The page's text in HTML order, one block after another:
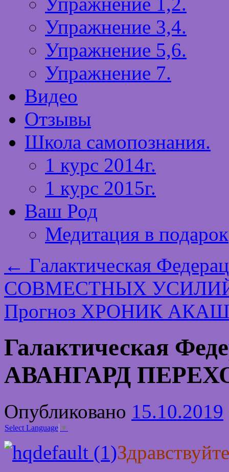
Упражнение 3,4.
Упражнение 5,6.
Упражнение 7.
Видео
Отзывы
Школа самопознания.
1 курс 2014г.
1 курс 2015г.
Ваш Род
Медитация в подарок
← Галактическая
СОВМЕСТНЫХ
Прогноз ХРОНИК
Галактическая
АВАНГАРД
Опубликовано 15.10.2019
Select Language ▼